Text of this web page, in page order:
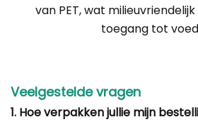
van PET, wat
toegang tot
Veelgestelde vragen
1. Hoe verpakken jullie mijn